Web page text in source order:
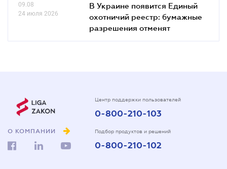
09.08
24 июля 2026
В Украине появится Единый
охотничий реестр: бумажные
разрешения отменят
О КОМПАНИИ
Центр поддержки пользователей
0-800-210-103
Подбор продуктов и решений
0-800-210-102